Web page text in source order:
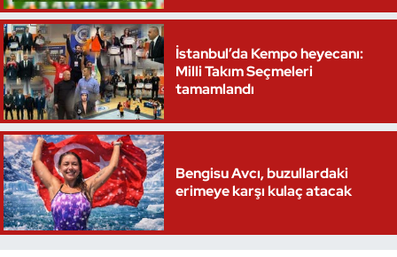
İstanbul’da Kempo heyecanı:
Milli Takım Seçmeleri
tamamlandı
Bengisu Avcı, buzullardaki
erimeye karşı kulaç atacak